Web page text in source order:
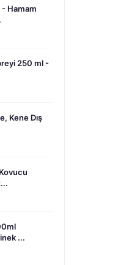
Hamam
250 ml -
Kene Dış
...